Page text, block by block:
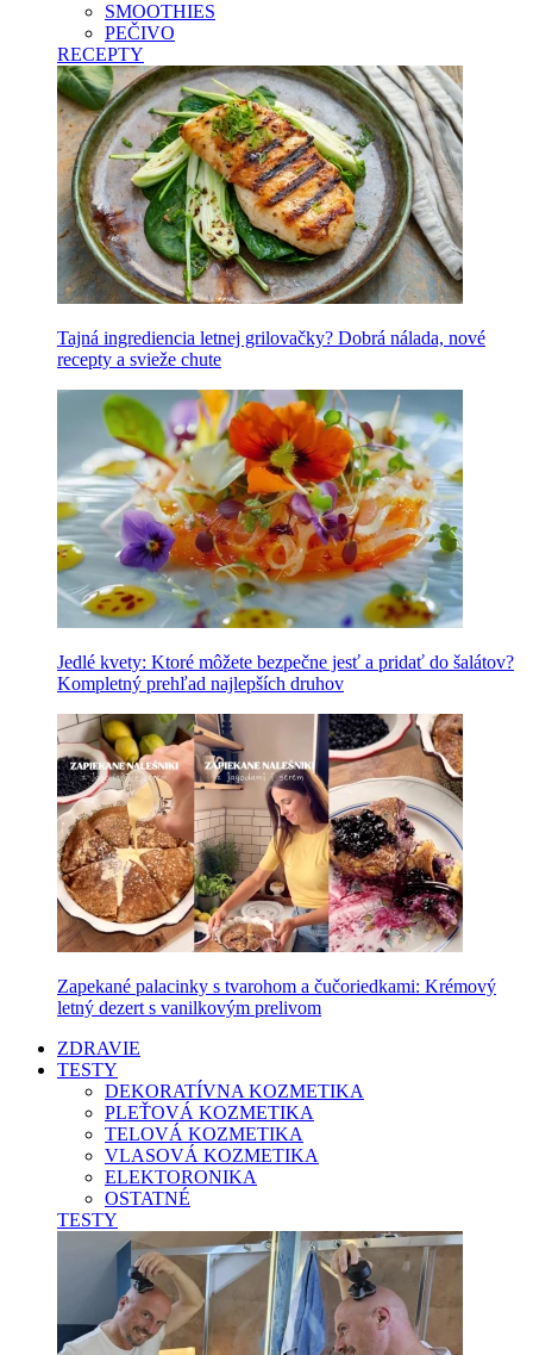
SMOOTHIES
PEČIVO
RECEPTY
Tajná ingrediencia letnej grilovačky? Dobrá nálada, nové
recepty a svieže chute
Jedlé kvety: Ktoré môžete bezpečne jesť a pridať do šalátov?
Kompletný prehľad najlepších druhov
Zapekané palacinky s tvarohom a čučoriedkami: Krémový
letný dezert s vanilkovým prelivom
ZDRAVIE
TESTY
DEKORATÍVNA KOZMETIKA
PLEŤOVÁ KOZMETIKA
TELOVÁ KOZMETIKA
VLASOVÁ KOZMETIKA
ELEKTORONIKA
OSTATNÉ
TESTY